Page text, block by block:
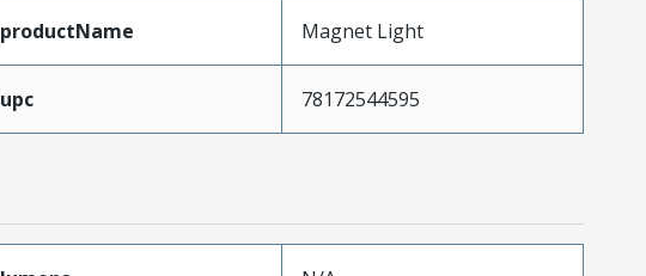
productName Magnet Light
upc 78172544595